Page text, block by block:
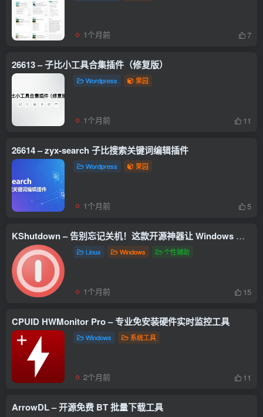
1个月前 7
26613 – 子比小工具合集插件（修复版）
Wordpress 果园
1个月前 11
26614 – zyx-search 子比搜索关键词编辑插件
Wordpress 果园
1个月前 5
KShutdown – 告别忘记关机！这款开源神器让 Windows 定时关机变轻松
Linux Windows 个性辅助
1个月前 15
CPUID HWMonitor Pro – 专业免安装硬件实时监控工具
Windows 系统工具
2个月前 11
ArrowDL – 开源免费 BT 批量下载工具